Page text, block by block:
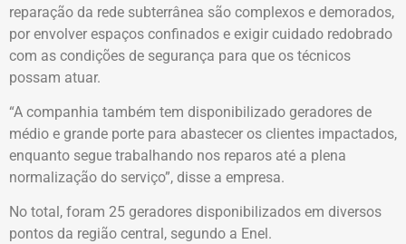
reparação da rede subterrânea são complexos e demorados,
por envolver espaços confinados e exigir cuidado redobrado
com as condições de segurança para que os técnicos
possam atuar.
“A companhia também tem disponibilizado geradores de
médio e grande porte para abastecer os clientes impactados,
enquanto segue trabalhando nos reparos até a plena
normalização do serviço”, disse a empresa.
No total, foram 25 geradores disponibilizados em diversos
pontos da região central, segundo a Enel.